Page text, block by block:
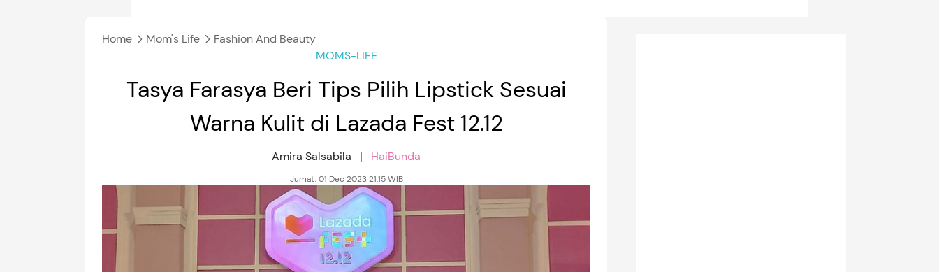
Home Mom's Life
Fashion And Beauty
MOMS-LIFE
Tasya Farasya Beri Tips Pilih Lipstick Sesuai
Warna Kulit di Lazada Fest 12.12
Amira Salsabila | HaiBunda
Jumat, 01 Dec 2023 21:15 WIB